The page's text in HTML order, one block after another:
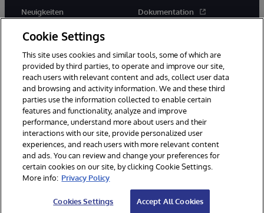
Neuigkeiten
Dokumentation
© 1996-2026 InterSystems Corporation, Boston, MA. Alle Rechte
vorbehalten.
Mitteilungen/Geschäftsbedingungen
Erklärung zum Datenschutz
Geld-zurück-Garantie
Impressum Barrierefreiheit
Cookie Settings
This site uses cookies and similar tools, some of which are
provided by third parties, to operate and improve our site,
reach users with relevant content and ads, collect user data
and browsing and activity information. We and these third
parties use the information collected to enable certain
features and functionality, analyze and improve
performance, understand more about users and their
interactions with our site, provide personalized user
experiences, and reach users with more relevant content
and ads. You can review and change your preferences for
certain cookies on our site, by clicking Cookie Settings.
More info: Privacy Policy
Cookies Settings Accept All Cookies